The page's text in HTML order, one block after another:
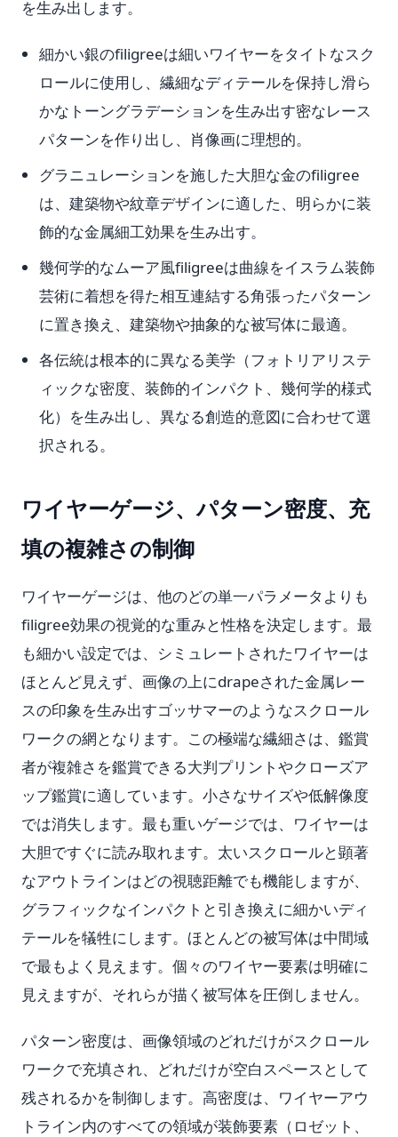
を生み出します。
細かい銀のfiligreeは細いワイヤーをタイトなスク
ロールに使用し、繊細なディテールを保持し滑ら
かなトーングラデーションを生み出す密なレース
パターンを作り出し、肖像画に理想的。
グラニュレーションを施した大胆な金のfiligree
は、建築物や紋章デザインに適した、明らかに装
飾的な金属細工効果を生み出す。
幾何学的なムーア風filigreeは曲線をイスラム装飾
芸術に着想を得た相互連結する角張ったパターン
に置き換え、建築物や抽象的な被写体に最適。
各伝統は根本的に異なる美学（フォトリアリステ
ィックな密度、装飾的インパクト、幾何学的様式
化）を生み出し、異なる創造的意図に合わせて選
択される。
ワイヤーゲージ、パターン密度、充
填の複雑さの制御
ワイヤーゲージは、他のどの単一パラメータよりも
filigree効果の視覚的な重みと性格を決定します。最
も細かい設定では、シミュレートされたワイヤーは
ほとんど見えず、画像の上にdrapeされた金属レー
スの印象を生み出すゴッサマーのようなスクロール
ワークの網となります。この極端な繊細さは、鑑賞
者が複雑さを鑑賞できる大判プリントやクローズア
ップ鑑賞に適しています。小さなサイズや低解像度
では消失します。最も重いゲージでは、ワイヤーは
大胆ですぐに読み取れます。太いスクロールと顕著
なアウトラインはどの視聴距離でも機能しますが、
グラフィックなインパクトと引き換えに細かいディ
テールを犠牲にします。ほとんどの被写体は中間域
で最もよく見えます。個々のワイヤー要素は明確に
見えますが、それらが描く被写体を圧倒しません。
パターン密度は、画像領域のどれだけがスクロール
ワークで充填され、どれだけが空白スペースとして
残されるかを制御します。高密度は、ワイヤーアウ
トライン内のすべての領域が装飾要素（ロゼット、